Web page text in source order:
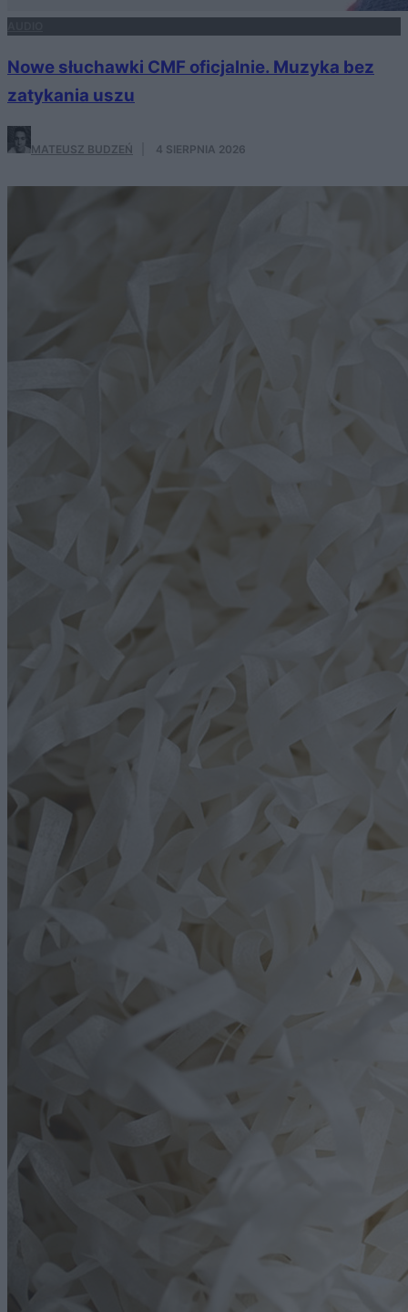
Nowe słuchawki CMF oficjalnie. Muzyka bez
zatykania uszu
MATEUSZ BUDZEŃ 4 SIERPNIA 2026